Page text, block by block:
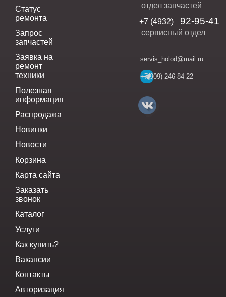
Статус
ремонта
Запрос
запчастей
Заявка на
ремонт
техники
Полезная
информация
Распродажа
Новинки
Новости
Корзина
Карта сайта
Заказать
звонок
Каталог
Услуги
Как купить?
Вакансии
Контакты
Авторизация
отдел запчастей
+7 (4932)
92-95-41
сервисный отдел
servis_holod@mail.ru
+7(909)-246-84-22